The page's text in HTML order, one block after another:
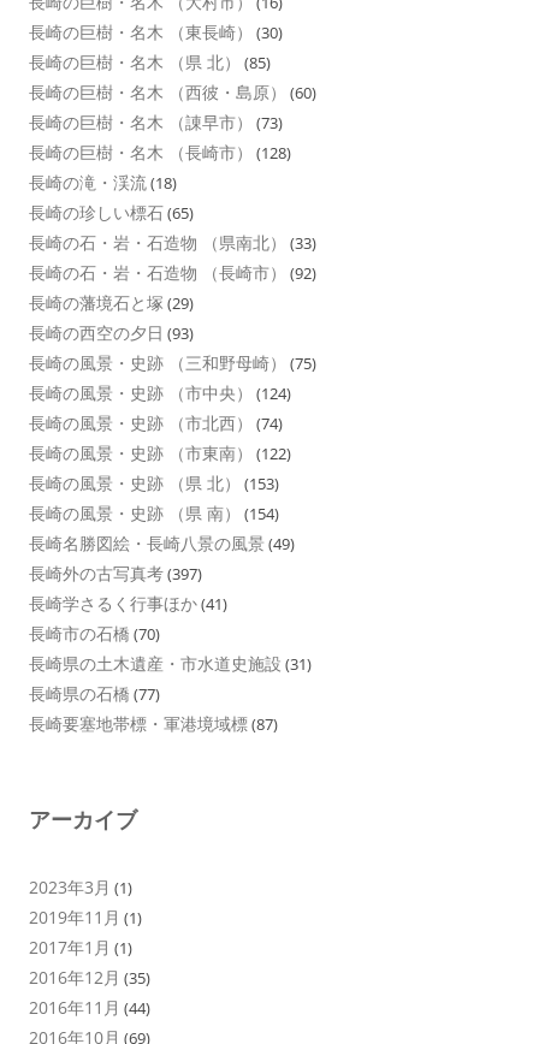
長崎の巨樹・名木 （東長崎） (30)
長崎の巨樹・名木 （県 北） (85)
長崎の巨樹・名木 （西彼・島原） (60)
長崎の巨樹・名木 （諌早市） (73)
長崎の巨樹・名木 （長崎市） (128)
長崎の滝・渓流(18)
長崎の珍しい標石(65)
長崎の石・岩・石造物 （県南北） (33)
長崎の石・岩・石造物 （長崎市） (92)
長崎の藩境石と塚 (29)
長崎の西空の夕日 (93)
長崎の風景・史跡 （三和野母崎） (75)
長崎の風景・史跡 （市中央） (124)
長崎の風景・史跡 （市北西） (74)
長崎の風景・史跡 （市東南） (122)
長崎の風景・史跡 （県 北） (153)
長崎の風景・史跡 （県 南） (154)
長崎名勝図絵・長崎八景の風景 (49)
長崎外の古写真考(397)
長崎学さるく行事ほか(41)
長崎市の石橋 (70)
長崎県の土木遺産・市水道史施設 (31)
長崎県の石橋 (77)
長崎要塞地帯標・軍港境域標(87)
アーカイブ
2023年3月 (1)
2019年11月 (1)
2017年1月 (1)
2016年12月 (35)
2016年11月 (44)
2016年10月 (69)